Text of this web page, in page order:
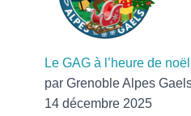
Le GAG à l’heure de
par Grenoble Alpes
14 décembre 2025